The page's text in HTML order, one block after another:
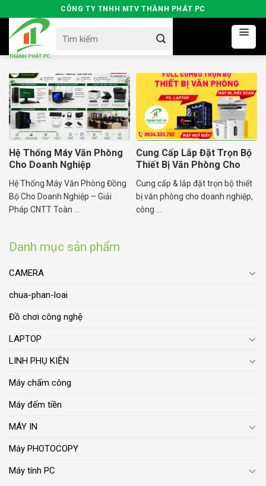
to
content
CÔNG TY TNHH MTV THÀNH PHÁT PC
for:
Danh mục sản phẩm
CAMERA
chua-phan-loai
Đồ chơi công nghệ
LAPTOP
LINH PHỤ KIỆN
Máy chấm công
Máy đếm tiền
MÁY IN
Máy PHOTOCOPY
Máy tính PC
Hệ Thống Máy Văn Phòng
Cho Doanh Nghiệp
Hệ Thống Máy Văn Phòng Đồng
Bộ Cho Doanh Nghiệp – Giải
Pháp CNTT Toàn ...
Cung Cấp Lắp Đặt Trọn Bộ
Thiết Bị Văn Phòng Cho
Doanh Nghiệp
Cung cấp & lắp đặt trọn bộ thiết
bị văn phòng cho doanh nghiệp,
công ...